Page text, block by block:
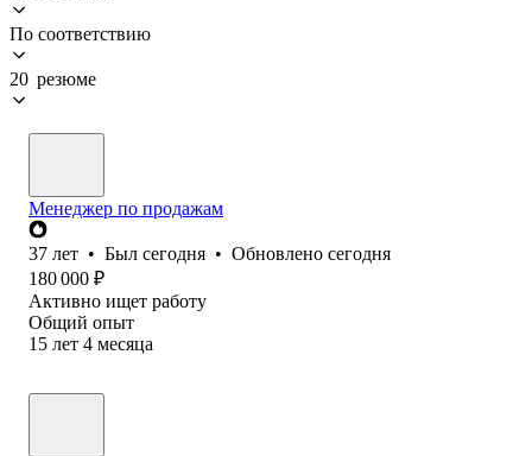
По соответствию
20 резюме
Менеджер по продажам
37 лет • Был сегодня • Обновлено сегодня
180 000 ₽
Активно ищет работу
Общий опыт
15 лет 4 месяца